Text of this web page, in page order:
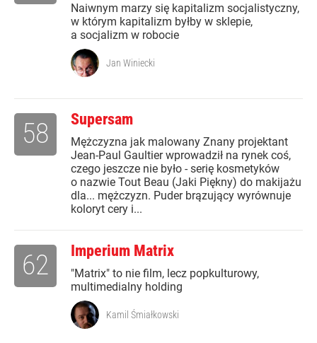
Naiwnym marzy się kapitalizm socjalistyczny,
w którym kapitalizm byłby w sklepie,
a socjalizm w robocie
Jan Winiecki
Supersam
Mężczyzna jak malowany Znany projektant
Jean-Paul Gaultier wprowadził na rynek coś,
czego jeszcze nie było - serię kosmetyków
o nazwie Tout Beau (Jaki Piękny) do makijażu
dla... mężczyzn. Puder brązujący wyrównuje
koloryt cery i...
58
Imperium Matrix
"Matrix" to nie film, lecz popkulturowy,
multimedialny holding
62
Kamil Śmiałkowski